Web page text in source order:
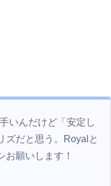
いんだけど「安定し
ズだと思う。Royalと
願いします！